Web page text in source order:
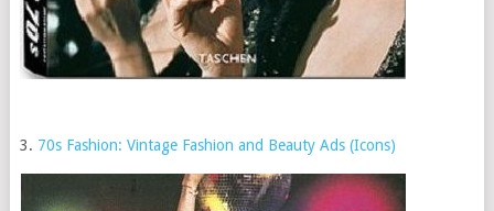
3. 70s Fashion: Vintage Fashion and Beauty Ads (Icons)